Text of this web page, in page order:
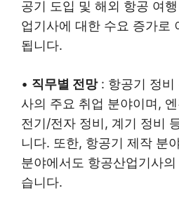
공기 도입 및 해외 항공 여
업기사에 대한 수요 증가로
됩니다.
• 직무별 전망: 항공기 정비
사의 주요 취업 분야이며,
전기/전자 정비, 계기 정비
니다. 또한, 항공기 제작 분
분야에서도 항공산업기사
습니다.